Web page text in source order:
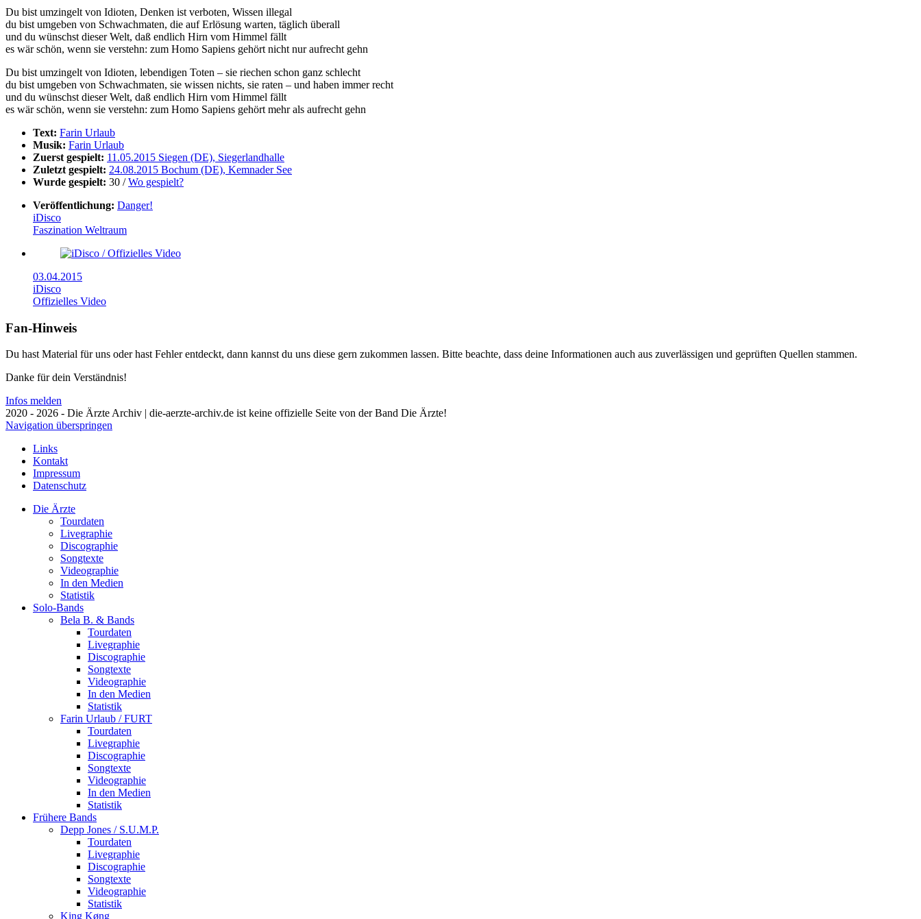
Du bist umzingelt von Idioten, Denken ist verboten, Wissen illegal
du bist umgeben von Schwachmaten, die auf Erlösung warten, täglich überall
und du wünschst dieser Welt, daß endlich Hirn vom Himmel fällt
es wär schön, wenn sie verstehn: zum Homo Sapiens gehört nicht nur aufrecht gehn
Du bist umzingelt von Idioten, lebendigen Toten – sie riechen schon ganz schlecht
du bist umgeben von Schwachmaten, sie wissen nichts, sie raten – und haben immer recht
und du wünschst dieser Welt, daß endlich Hirn vom Himmel fällt
es wär schön, wenn sie verstehn: zum Homo Sapiens gehört mehr als aufrecht gehn
Text: Farin Urlaub
Musik: Farin Urlaub
Zuerst gespielt: 11.05.2015 Siegen (DE), Siegerlandhalle
Zuletzt gespielt: 24.08.2015 Bochum (DE), Kemnader See
Wurde gespielt: 30 /Wo gespielt?
Veröffentlichung: Danger!
iDisco
Faszination Weltraum
03.04.2015
iDisco
Offizielles Video
Fan-Hinweis
Du hast Material für uns oder hast Fehler entdeckt, dann kannst du uns diese gern zukommen lassen. Bitte beachte, dass deine Informationen auch aus zuverlässigen und geprüften Quellen stammen.
Danke für dein Verständnis!
Infos melden
2020 - 2026 - Die Ärzte Archiv | die-aerzte-archiv.de ist keine offizielle Seite von der Band Die Ärzte!
Navigation überspringen
Links
Kontakt
Impressum
Datenschutz
Die Ärzte
Tourdaten
Livegraphie
Discographie
Songtexte
Videographie
In den Medien
Statistik
Solo-Bands
Bela B. & Bands
Tourdaten
Livegraphie
Discographie
Songtexte
Videographie
In den Medien
Statistik
Farin Urlaub / FURT
Tourdaten
Livegraphie
Discographie
Songtexte
Videographie
In den Medien
Statistik
Frühere Bands
Depp Jones / S.U.M.P.
Tourdaten
Livegraphie
Discographie
Songtexte
Videographie
Statistik
King Køng